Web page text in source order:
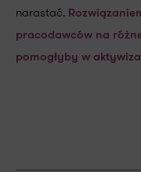
narastać.
pracodawców na
pomogłyby w